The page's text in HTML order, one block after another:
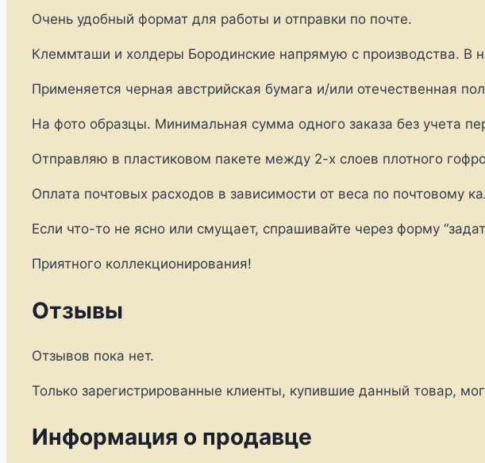
Очень удобный формат для работы и отправки по почте.
Клеммташи и холдеры Бородинские напрямую с производства. В
Применяется черная австрийская бумага и/или отечественная
На фото образцы. Минимальная сумма одного заказа без учета
Отправляю в пластиковом пакете между 2-х слоев плотного
Оплата почтовых расходов в зависимости от веса по почтовому
Если что-то не ясно или смущает, спрашивайте через форму
Приятного коллекционирования!
Отзывы
Отзывов пока нет.
Только зарегистрированные клиенты, купившие данный товар,
Информация о продавце